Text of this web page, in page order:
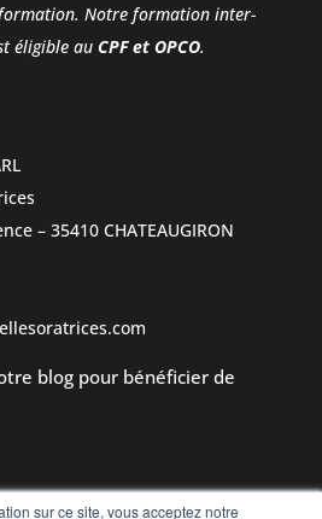
sur ce site, vous acceptez notre
Notre formation inter-
éligible au CPF et OPCO.
– 35410 CHATEAUGIRON
blog pour bénéficier de